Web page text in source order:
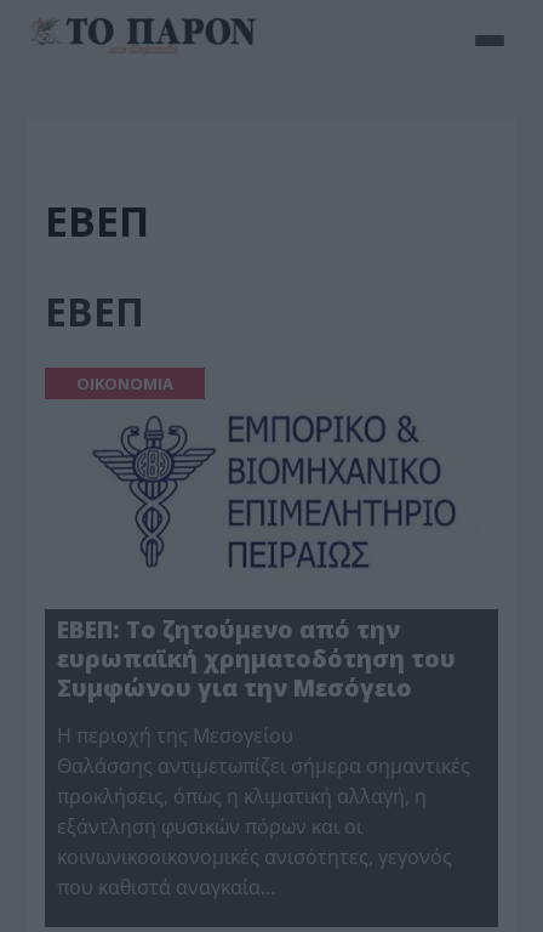
ΕΒΕΠ
ΕΒΕΠ
ΟΙΚΟΝΟΜΙΑ
ΕΒΕΠ: Το ζητούμενο από την
ευρωπαϊκή χρηματοδότηση του
Συμφώνου για την Μεσόγειο
Η περιοχή της Μεσογείου
Θαλάσσης αντιμετωπίζει σήμερα σημαντικές
προκλήσεις, όπως η κλιματική αλλαγή, η
εξάντληση φυσικών πόρων και οι
κοινωνικοοικονομικές ανισότητες, γεγονός
που καθιστά αναγκαία…